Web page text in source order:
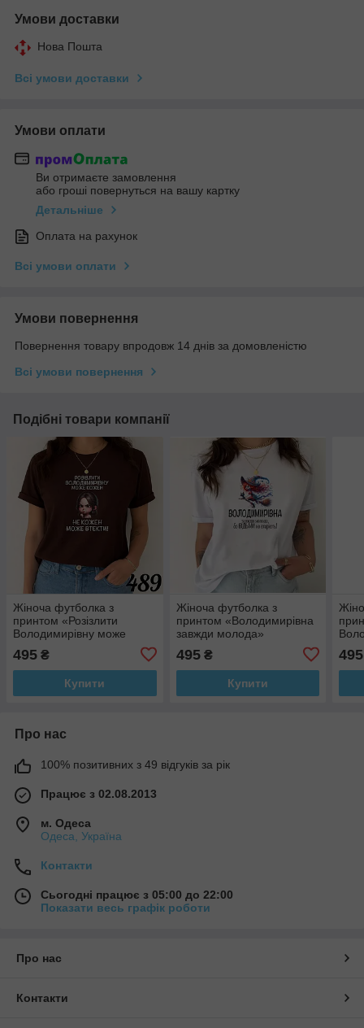
Умови доставки
Нова Пошта
Всі умови доставки
Умови оплати
Ви отримаєте замовлення
або гроші повернуться на вашу картку
Детальніше
Оплата на рахунок
Всі умови оплати
Умови повернення
Повернення товару впродовж 14 днів за домовленістю
Всі умови повернення
Подібні товари компанії
Жіноча футболка з
принтом «Розізлити
Володимирівну може
495 ₴
Купити
Жіноча футболка з
принтом «Володимирівна
завжди молода»
495₴
Купити
495
Про нас
100% позитивних з 49 відгуків за рік
Працює з 02.08.2013
м. Одеса
Одеса, Україна
Контакти
Сьогодні працює з 05:00 до 22:00
Показати весь графік роботи
Про нас
Контакти